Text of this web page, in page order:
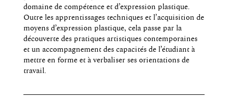
domaine de compétence et d’expression plastique.
Outre les apprentissages techniques et l’acquisition de
moyens d’expression plastique, cela passe par la
découverte des pratiques artistiques contemporaines
et un accompagnement des capacités de l’étudiant à
mettre en forme et à verbaliser ses orientations de
travail.